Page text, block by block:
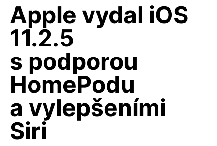
Apple vydal iOS
11.2.5
s podporou
HomePodu
a vylepšeními
Siri